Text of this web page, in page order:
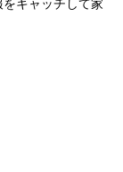
キャッチして家